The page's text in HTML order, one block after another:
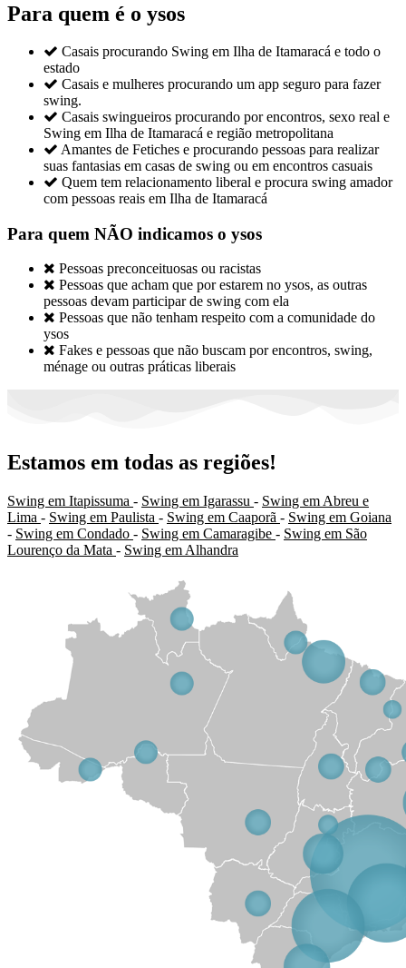
Para quem é o ysos
 Casais procurando Swing em Ilha de Itamaracá e todo o
estado
 Casais e mulheres procurando um app seguro para fazer
swing.
 Casais swingueiros procurando por encontros, sexo real e
Swing em Ilha de Itamaracá e região metropolitana
 Amantes de Fetiches e procurando pessoas para realizar
suas fantasias em casas de swing ou em encontros casuais
 Quem tem relacionamento liberal e procura swing amador
com pessoas reais em Ilha de Itamaracá
Para quem NÃO indicamos o ysos
 Pessoas preconceituosas ou racistas
 Pessoas que acham que por estarem no ysos, as outras
pessoas devam participar de swing com ela
 Pessoas que não tenham respeito com a comunidade do
ysos
 Fakes e pessoas que não buscam por encontros, swing,
ménage ou outras práticas liberais
Estamos em todas as regiões!
Swing em Itapissuma - Swing em Igarassu - Swing em Abreu e
Lima - Swing em Paulista - Swing em Caaporã - Swing em Goiana
- Swing em Condado - Swing em Camaragibe - Swing em São
Lourenço da Mata - Swing em Alhandra